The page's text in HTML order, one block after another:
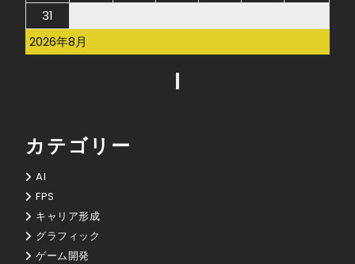
2026年8月
31
カテゴリー
AI
FPS
キャリア形成
グラフィック
ゲーム開発